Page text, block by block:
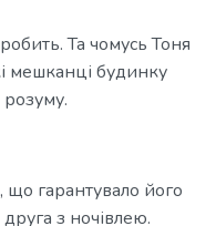
Та чомусь Тоня
мешканці будинку
що гарантувало його
з ночівлею.